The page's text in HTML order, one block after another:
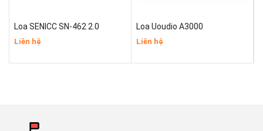
Loa SENICC SN-462 2.0
Liên hệ
Loa Uoudio A3000
Liên hệ